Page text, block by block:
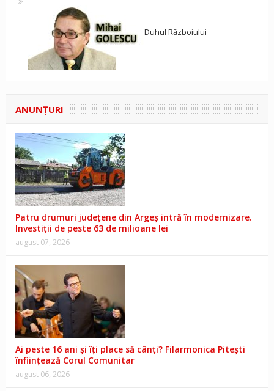
Duhul Războiului
ANUNŢURI
Patru drumuri județene din Argeș intră în modernizare.
Investiții de peste 63 de milioane lei
august 07, 2026
Ai peste 16 ani și îți place să cânți? Filarmonica Pitești
înființează Corul Comunitar
august 06, 2026